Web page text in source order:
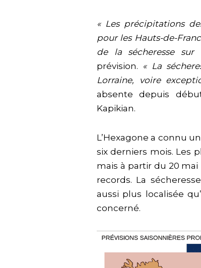
« Les précipitations
pour les Hauts-de-
de la sécheresse sur
prévision. « La
Lorraine, voire
absente depuis
Kapikian.
L’Hexagone a connu
six derniers mois. Les
mais à partir du 20
records. La
aussi plus localisée
concerné.